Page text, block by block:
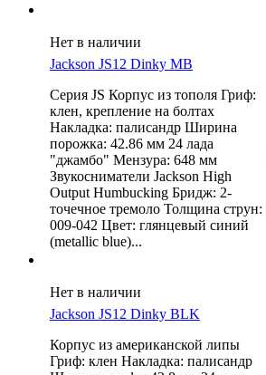
Нет в наличии
Jackson JS12 Dinky MB
Серия JS Корпус из тополя Гриф:
клен, крепление на болтах
Накладка: палисандр Ширина
порожка: 42.86 мм 24 лада
"джамбо" Мензура: 648 мм
Звукосниматели Jackson High
Output Humbucking Бридж: 2-
точечное тремоло Толщина струн:
009-042 Цвет: глянцевый синий
(metallic blue)...
Нет в наличии
Jackson JS12 Dinky BLK
Корпус из американской липы
Гриф: клен Накладка: палисандр